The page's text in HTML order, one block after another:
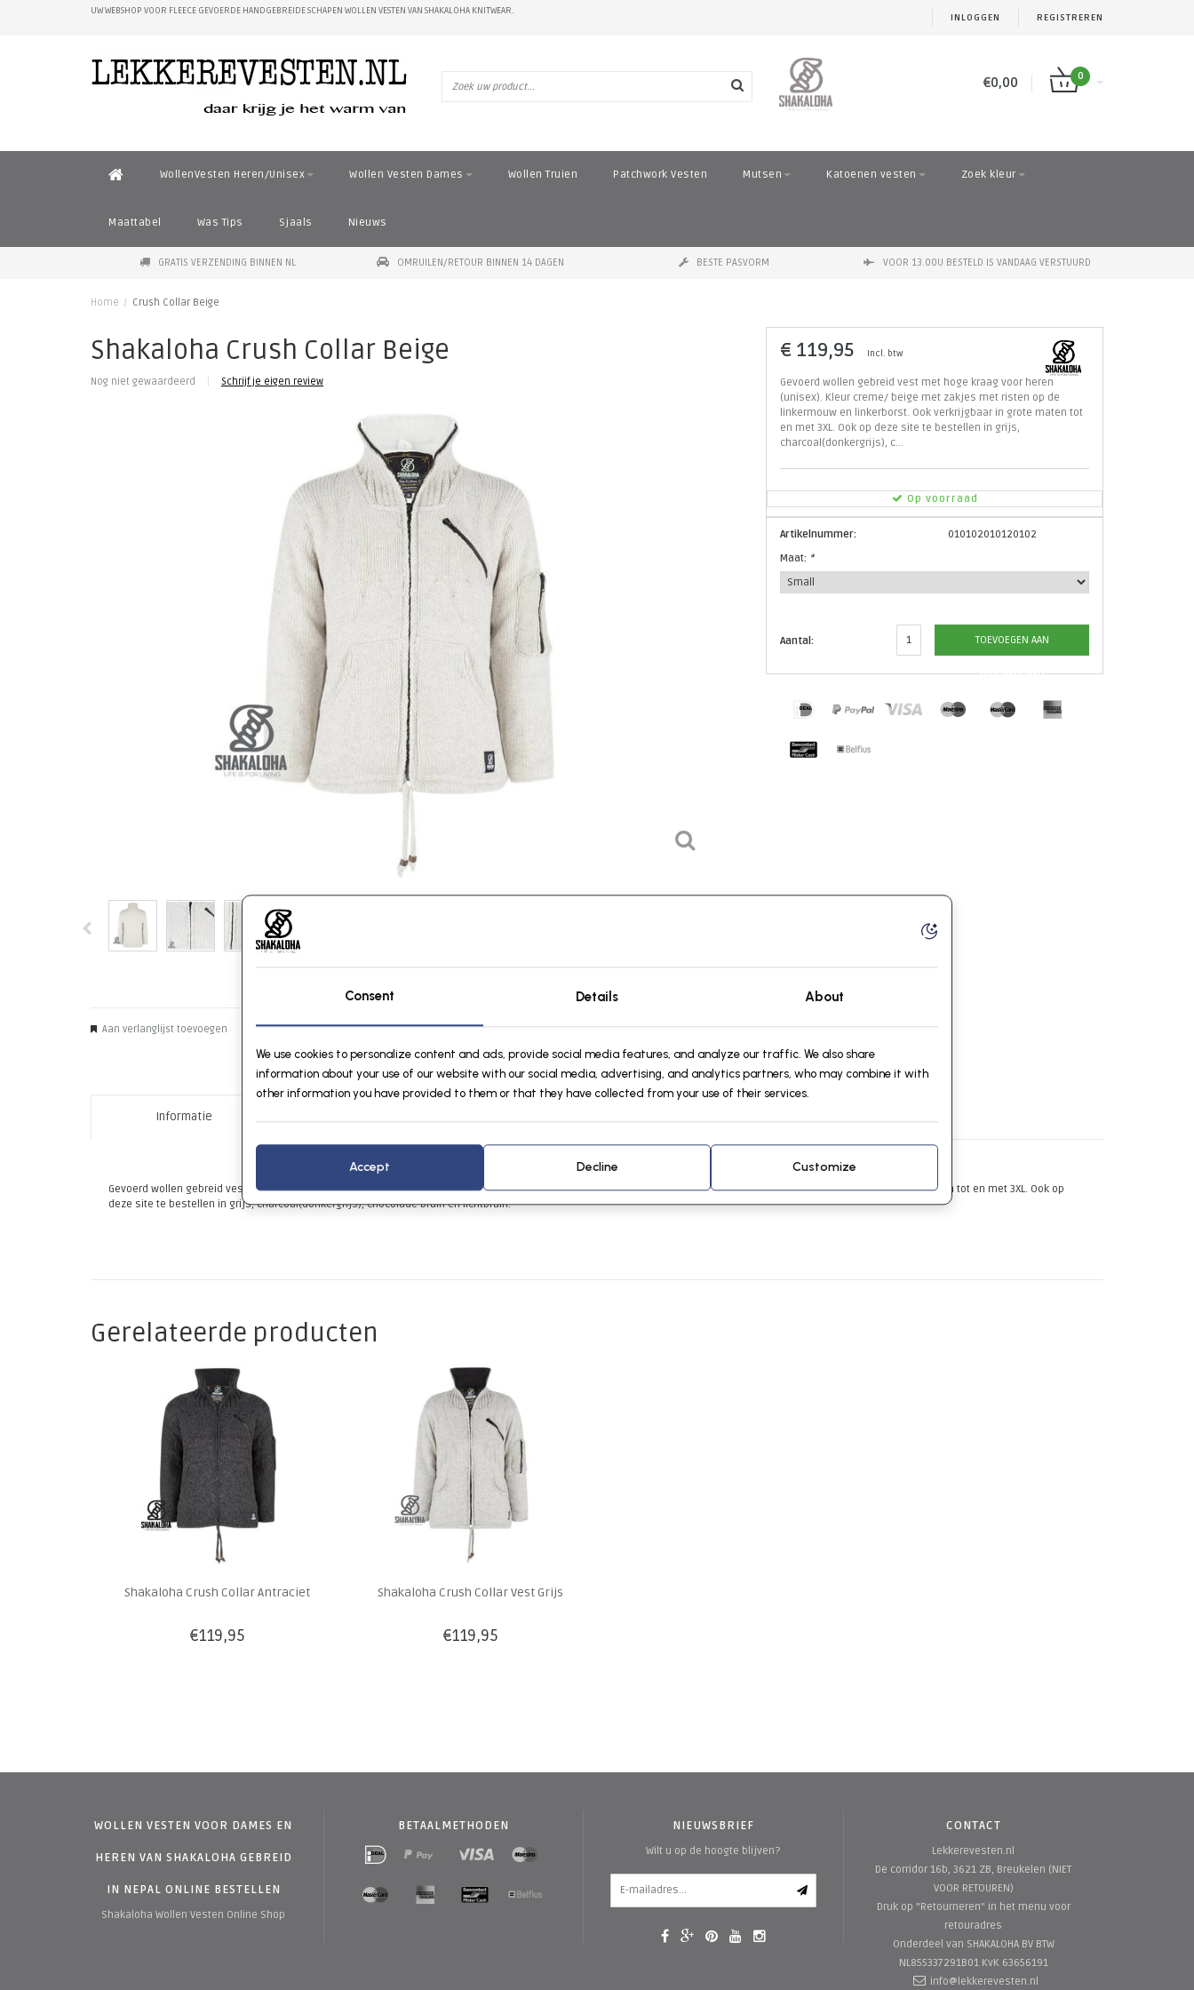
INLOGGEN REGISTREREN
UW WEBSHOP VOOR FLEECE GEVOERDE HANDGEBREIDE SCHAPEN WOLLEN VESTEN VAN SHAKALOHA KNITWEAR.
€0,00 0
WollenVesten Heren/Unisex Wollen Vesten Dames Wollen Truien Patchwork Vesten Mutsen Katoenen vesten Zoek kleur
Maattabel Was Tips Sjaals Nieuws
GRATIS VERZENDING BINNEN NL OMRUILEN/RETOUR BINNEN 14 DAGEN BESTE PASVORM VOOR 13.00U BESTELD IS VANDAAG VERSTUURD
Home / Crush Collar Beige
Shakaloha Crush Collar Beige
Nog niet gewaardeerd Schrijf je eigen review
Aan verlanglijst toevoegen Neem contact op over dit product Toevoegen aan vergelijking Afdrukken
€ 119,95 Incl. btw
Gevoerd wollen gebreid vest met hoge kraag voor heren
(unisex). Kleur creme/ beige met zakjes met risten op de
linkermouw en linkerborst. Ook verkrijgbaar in grote maten tot
en met 3XL. Ook op deze site te bestellen in grijs,
charcoal(donkergrijs), c...
Op voorraad
Artikelnummer:
010102010120102
Maat: *
Aantal: TOEVOEGEN AAN
WINKELWAGEN
Informatie
Gevoerd wollen gebreid vest met hoge kraag voor heren (unisex). Kleur creme/ beige met zakjes met risten op de linkermouw en linkerborst. Ook verkrijgbaar in grote maten tot en met 3XL. Ook op
deze site te bestellen in grijs, charcoal(donkergrijs), chocolade bruin en lichtbruin.
Gerelateerde producten
Shakaloha Crush Collar Antraciet
€119,95
Shakaloha Crush Collar Vest Grijs
€119,95
WOLLEN VESTEN VOOR DAMES EN
HEREN VAN SHAKALOHA GEBREID
IN NEPAL ONLINE BESTELLEN
Shakaloha Wollen Vesten Online Shop
BETAALMETHODEN NIEUWSBRIEF
Wilt u op de hoogte blijven?
CONTACT
Lekkerevesten.nl
De corridor 16b, 3621 ZB, Breukelen (NIET
VOOR RETOUREN)
Druk op "Retourneren" in het menu voor
retouradres
Onderdeel van SHAKALOHA BV BTW
NL855337291B01 KvK 63656191
info@lekkerevesten.nl
Consent Details About
We use cookies to personalize content and ads, provide social media features, and analyze our traffic. We also share
information about your use of our website with our social media, advertising, and analytics partners, who may combine it with
other information you have provided to them or that they have collected from your use of their services.
Accept Decline Customize